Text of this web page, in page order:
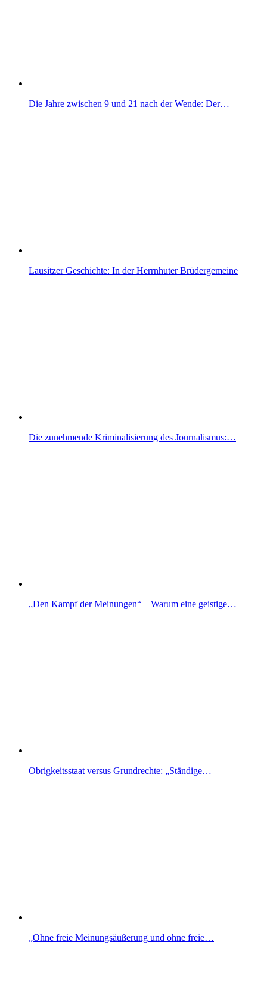
Die Jahre zwischen 9 und 21 nach der Wende: Der…
Lausitzer Geschichte: In der Herrnhuter Brüdergemeine
Die zunehmende Kriminalisierung des Journalismus:…
„Den Kampf der Meinungen“ – Warum eine geistige…
Obrigkeitsstaat versus Grundrechte: „Ständige…
„Ohne freie Meinungsäußerung und ohne freie…